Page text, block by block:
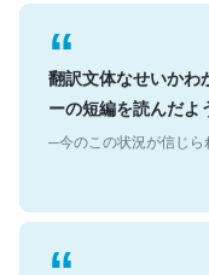
翻訳文体なせいかわ
ーの短編を読んだよ
─今のこの状況が信じ